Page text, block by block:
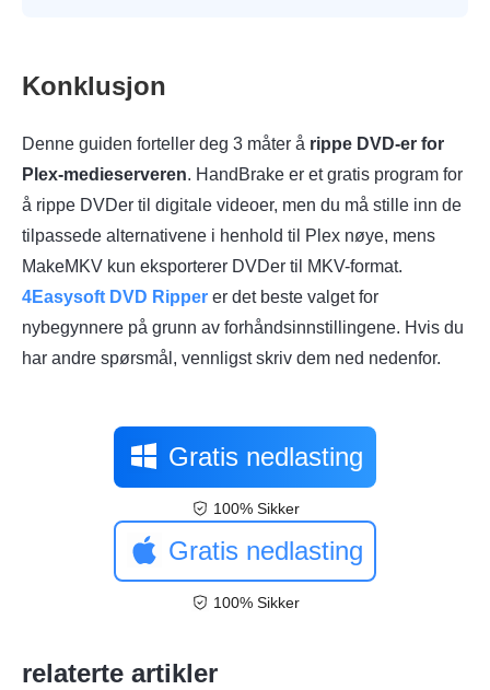
Konklusjon
Denne guiden forteller deg 3 måter å rippe DVD-er for
Plex-medieserveren. HandBrake er et gratis program for
å rippe DVDer til digitale videoer, men du må stille inn de
tilpassede alternativene i henhold til Plex nøye, mens
MakeMKV kun eksporterer DVDer til MKV-format.
4Easysoft DVD Ripper er det beste valget for
nybegynnere på grunn av forhåndsinnstillingene. Hvis du
har andre spørsmål, vennligst skriv dem ned nedenfor.
Gratis nedlasting
100% Sikker
Gratis nedlasting
100% Sikker
relaterte artikler